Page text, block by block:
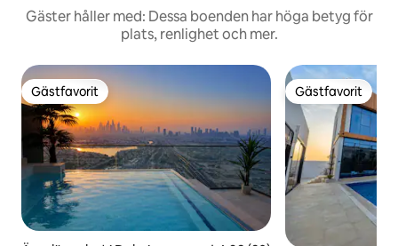
Gäster håller med: Dessa boenden har höga betyg för
plats, renlighet och mer.
Gästfavorit
Gästfavorit Gästfavorit
Gästfavorit